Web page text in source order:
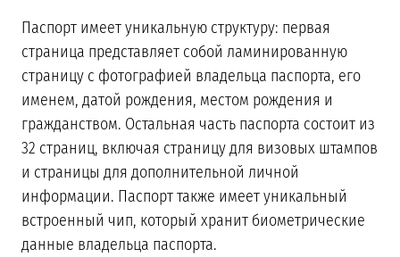
Паспорт имеет уникальную структуру: первая
страница представляет собой ламинированную
страницу с фотографией владельца паспорта, его
именем, датой рождения, местом рождения и
гражданством. Остальная часть паспорта состоит из
32 страниц, включая страницу для визовых штампов
и страницы для дополнительной личной
информации. Паспорт также имеет уникальный
встроенный чип, который хранит биометрические
данные владельца паспорта.